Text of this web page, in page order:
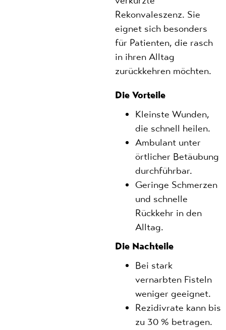
Rekonvaleszenz. Sie
eignet sich besonders
für Patienten, die rasch
in ihren Alltag
zurückkehren möchten.
Die Vorteile
Kleinste Wunden,
die schnell heilen.
Ambulant unter
örtlicher Betäubung
durchführbar.
Geringe Schmerzen
und schnelle
Rückkehr in den
Alltag.
Die Nachteile
Bei stark
vernarbten Fisteln
weniger geeignet.
Rezidivrate kann bis
zu 30 % betragen.